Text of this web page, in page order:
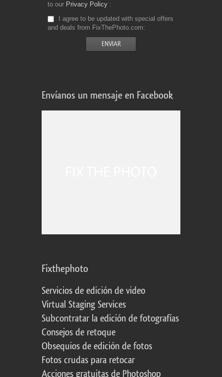
to our Privacy Policy
I agree to be updated with special offers
and deals from FixThePhoto.com
Envíanos un mensaje en Facebook
Fixthephoto
Servicios de edición de video
Virtual Staging Services
Subcontratar la edición de fotografías
Consejos de retoque
Obsequios de edición de fotos
Fotos crudas para retocar
Acciones gratuitas de Photoshop